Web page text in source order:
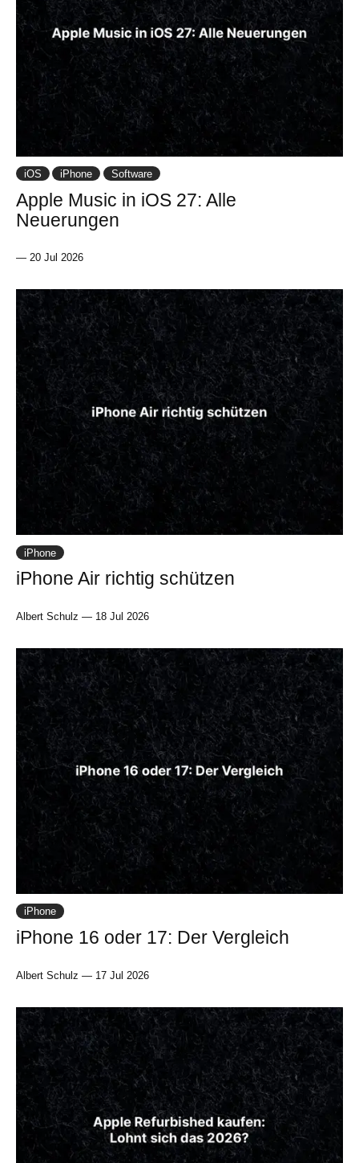
iOS iPhone Software
Apple Music in iOS 27: Alle
Neuerungen
— 20 Jul 2026
iPhone
iPhone Air richtig schützen
Albert Schulz — 18 Jul 2026
iPhone
iPhone 16 oder 17: Der Vergleich
Albert Schulz — 17 Jul 2026